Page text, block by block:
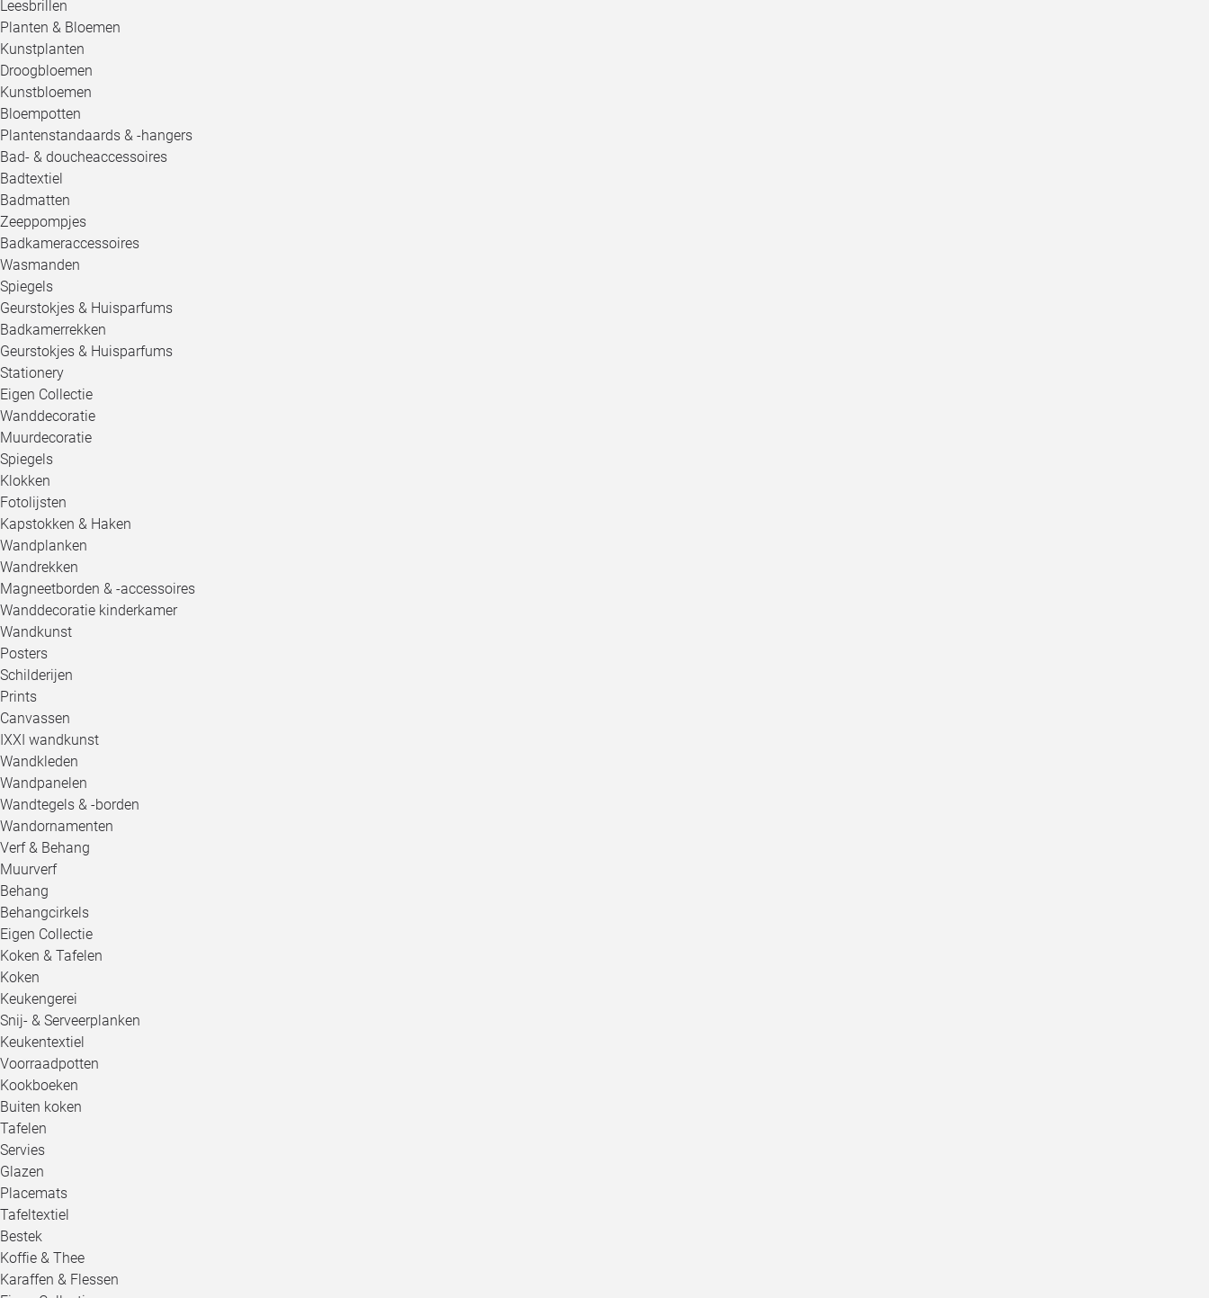
Leesbrillen
Planten & Bloemen
Kunstplanten
Droogbloemen
Kunstbloemen
Bloempotten
Plantenstandaards & -hangers
Bad- & doucheaccessoires
Badtextiel
Badmatten
Zeeppompjes
Badkameraccessoires
Wasmanden
Spiegels
Geurstokjes & Huisparfums
Badkamerrekken
Geurstokjes & Huisparfums
Stationery
Eigen Collectie
Wanddecoratie
Muurdecoratie
Spiegels
Klokken
Fotolijsten
Kapstokken & Haken
Wandplanken
Wandrekken
Magneetborden & -accessoires
Wanddecoratie kinderkamer
Wandkunst
Posters
Schilderijen
Prints
Canvassen
IXXI wandkunst
Wandkleden
Wandpanelen
Wandtegels & -borden
Wandornamenten
Verf & Behang
Muurverf
Behang
Behangcirkels
Eigen Collectie
Koken & Tafelen
Koken
Keukengerei
Snij- & Serveerplanken
Keukentextiel
Voorraadpotten
Kookboeken
Buiten koken
Tafelen
Servies
Glazen
Placemats
Tafeltextiel
Bestek
Koffie & Thee
Karaffen & Flessen